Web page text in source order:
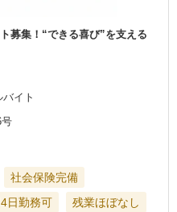
募集！“できる喜び”を支える
イト
社会保険完備
日勤務可 残業ほぼなし